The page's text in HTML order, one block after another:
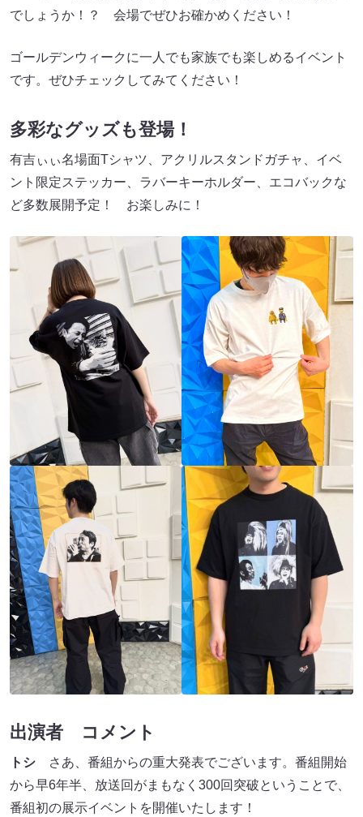
でしょうか！？ 会場でぜひお確かめください！
ゴールデンウィークに一人でも家族でも楽しめるイベント
です。ぜひチェックしてみてください！
多彩なグッズも登場！
有吉ぃぃ名場面Tシャツ、アクリルスタンドガチャ、イベ
ント限定ステッカー、ラバーキーホルダー、エコバックな
ど多数展開予定！ お楽しみに！
出演者 コメント
トシ さあ、番組からの重大発表でございます。番組開始
から早6年半、放送回がまもなく300回突破ということで、
番組初の展示イベントを開催いたします！